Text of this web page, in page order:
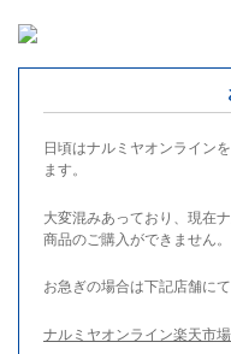
日頃はナルミヤオンライン
ます。
大変混みあっており、現在
商品のご購入ができません。
お急ぎの場合は下記店舗に
ナルミヤオンライン楽天市